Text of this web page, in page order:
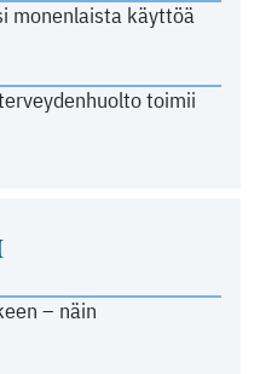
monenlaista käyttöä
toimii
– näin